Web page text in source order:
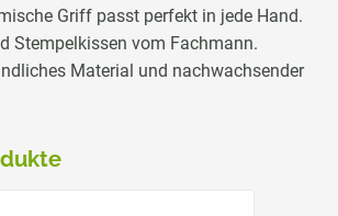
Griff passt perfekt in jede Hand.
Stempelkissen vom Fachmann.
Material und nachwachsender